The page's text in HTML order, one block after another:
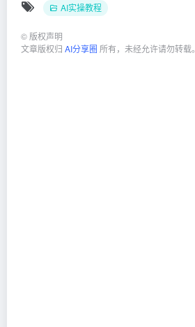
AI实操教程
© 版权声明
文章版权归 AI分享圈 所有，未经允许请勿转载。